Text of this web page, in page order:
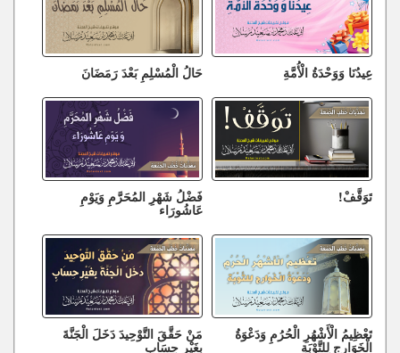
عِيدُنَا وَوَحْدَةُ الْأُمَّةِ حَالُ الْمُسْلِمِ بَعْدَ رَمَضَانَ
تَوَقَّفْ! فَضْلُ شَهْرِ المُحَرَّمِ وَيَوْمِ
عَاشُورَاء
تَعْظِيمُ الْأَشْهُرِ الْحُرُمِ وَدَعْوَةُ
الْخَوَارِجِ لِلتَّوْبَةِ
مَنْ حَقَّقَ التَّوْحِيدَ دَخَلَ الْجَنَّةَ
بِغَيْرِ حِسَابٍ